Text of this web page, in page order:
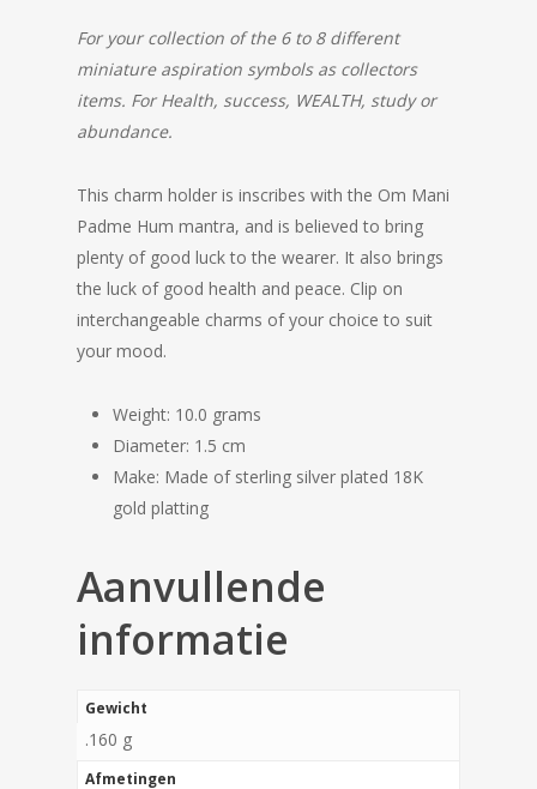
For your collection of the 6 to 8 different
miniature aspiration symbols as collectors
items. For Health, success, WEALTH, study or
abundance.
This charm holder is inscribes with the Om Mani
Padme Hum mantra, and is believed to bring
plenty of good luck to the wearer. It also brings
the luck of good health and peace. Clip on
interchangeable charms of your choice to suit
your mood.
Weight: 10.0 grams
Diameter: 1.5 cm
Make: Made of sterling silver plated 18K
gold platting
Aanvullende
informatie
Gewicht
.160 g
Afmetingen